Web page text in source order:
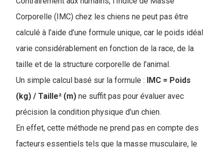
Corporelle (IMC) chez les chiens ne peut pas être
calculé à l’aide d’une formule unique, car le poids idéal
varie considérablement en fonction de la race, de la
taille et de la structure corporelle de l’animal.
Un simple calcul basé sur la formule : IMC = Poids
(kg) / Taille² (m) ne suffit pas pour évaluer avec
précision la condition physique d’un chien.
En effet, cette méthode ne prend pas en compte des
facteurs essentiels tels que la masse musculaire, le